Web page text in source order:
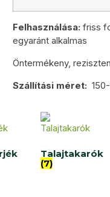
Felhasználása: friss
egyaránt alkalmas
Öntermékeny,
Szállítási méret:
Talajtakarók
(7)